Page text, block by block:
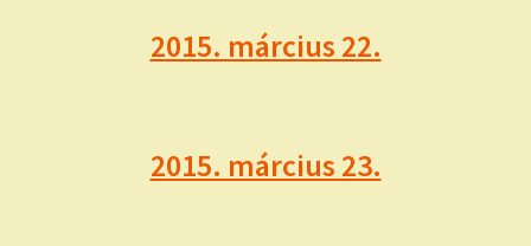
2015. március 22.
2015. március 23.